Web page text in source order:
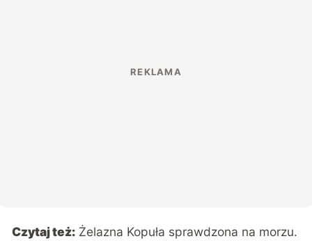
Czytaj też: Żelazna Kopuła sprawdzona na morzu.